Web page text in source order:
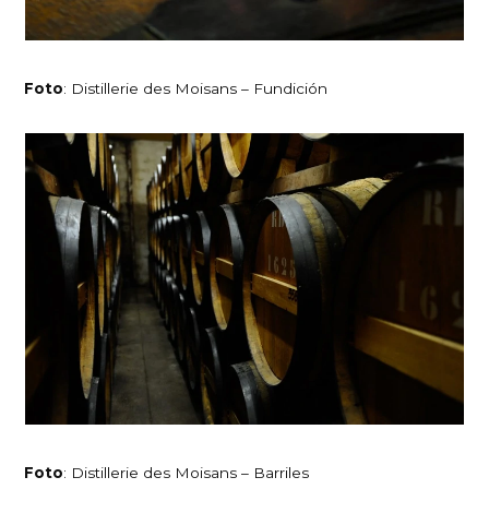
Foto: Distillerie des Moisans – Fundición
Foto: Distillerie des Moisans – Barriles